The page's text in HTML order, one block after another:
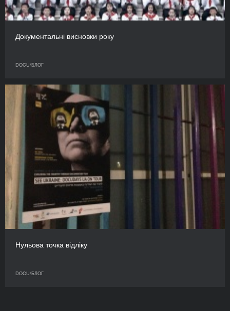
​Документальні висновки року
DOCU/БЛОГ
Нульова точка відліку
DOCU/БЛОГ